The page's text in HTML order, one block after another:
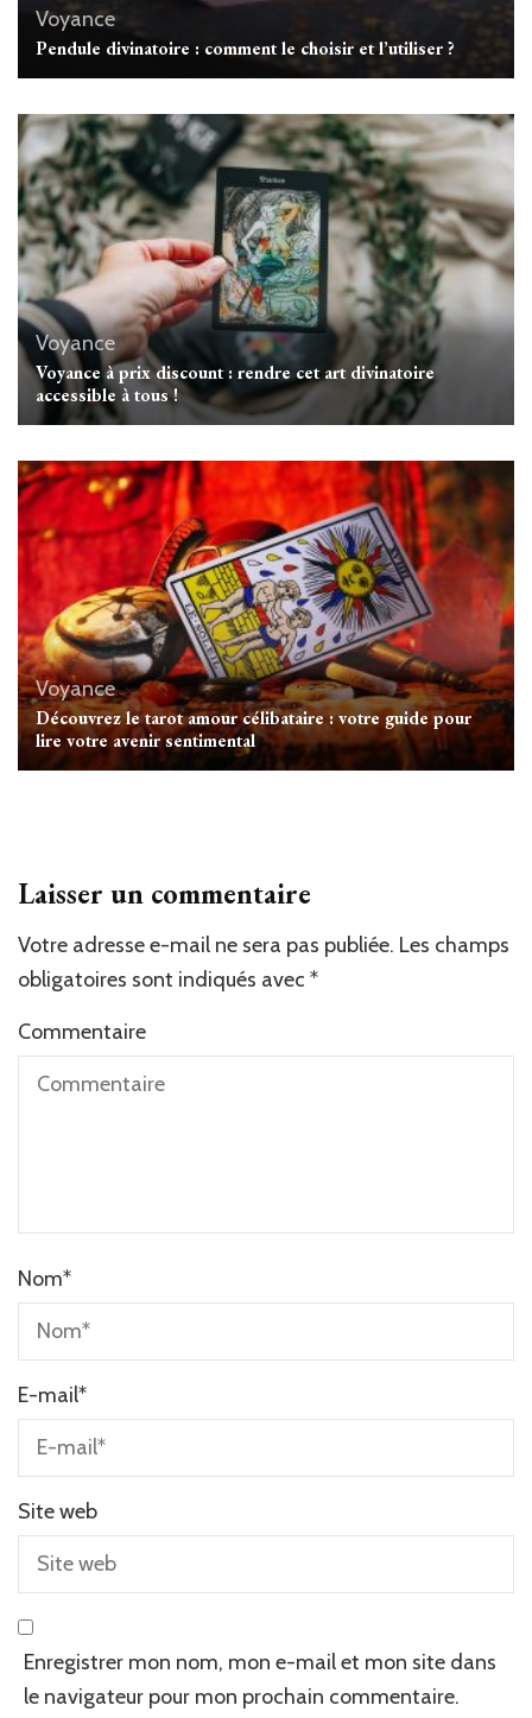
Voyance
Pendule divinatoire : comment le choisir et l’utiliser ?
Voyance
Voyance à prix discount : rendre cet art divinatoire
accessible à tous !
Voyance
Découvrez le tarot amour célibataire : votre guide pour
lire votre avenir sentimental
Laisser un commentaire
Votre adresse e-mail ne sera pas publiée. Les champs
obligatoires sont indiqués avec *
Commentaire
Nom*
E-mail*
Site web
Enregistrer mon nom, mon e-mail et mon site dans
le navigateur pour mon prochain commentaire.